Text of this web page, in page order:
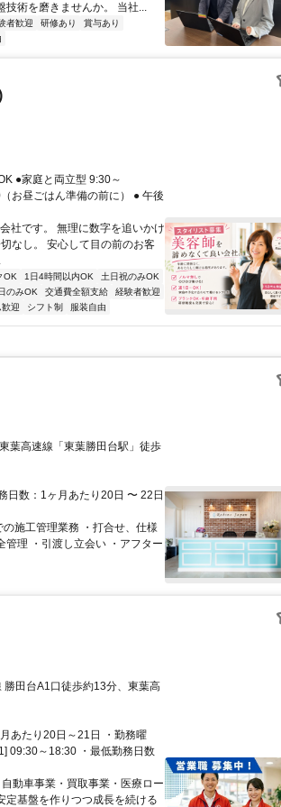
技術を磨きませんか。 当社...
者歓迎 研修あり
賞与あり
●家庭と両立型 9:30～
お昼ごはん準備の前に） ● 午後
社です。 無理に数字を追いかけ
なし。 安心して目の前のお客
OK 1日4時間以内OK
土日祝のみOK
のみOK 交通費全額支給
経験者歓迎
迎 シフト制 服装自由
葉高速線「東葉勝田台駅」徒歩
日数：1ヶ月あたり20日 〜 22日
施工管理業務 ・打合せ、仕様
管理 ・引渡し立会い ・アフター
勝田台A1口徒歩約13分、東葉高
あたり20日～21日 ・勤務曜
09:30～18:30 ・最低勤務日数
動車事業・買取事業・医療ロー
定基盤を作りつつ成長を続ける